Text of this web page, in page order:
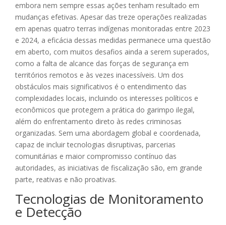
embora nem sempre essas ações tenham resultado em
mudanças efetivas. Apesar das treze operações realizadas
em apenas quatro terras indígenas monitoradas entre 2023
e 2024, a eficácia dessas medidas permanece uma questão
em aberto, com muitos desafios ainda a serem superados,
como a falta de alcance das forças de segurança em
territórios remotos e às vezes inacessíveis. Um dos
obstáculos mais significativos é o entendimento das
complexidades locais, incluindo os interesses políticos e
econômicos que protegem a prática do garimpo ilegal,
além do enfrentamento direto às redes criminosas
organizadas. Sem uma abordagem global e coordenada,
capaz de incluir tecnologias disruptivas, parcerias
comunitárias e maior compromisso contínuo das
autoridades, as iniciativas de fiscalização são, em grande
parte, reativas e não proativas.
Tecnologias de Monitoramento
e Detecção